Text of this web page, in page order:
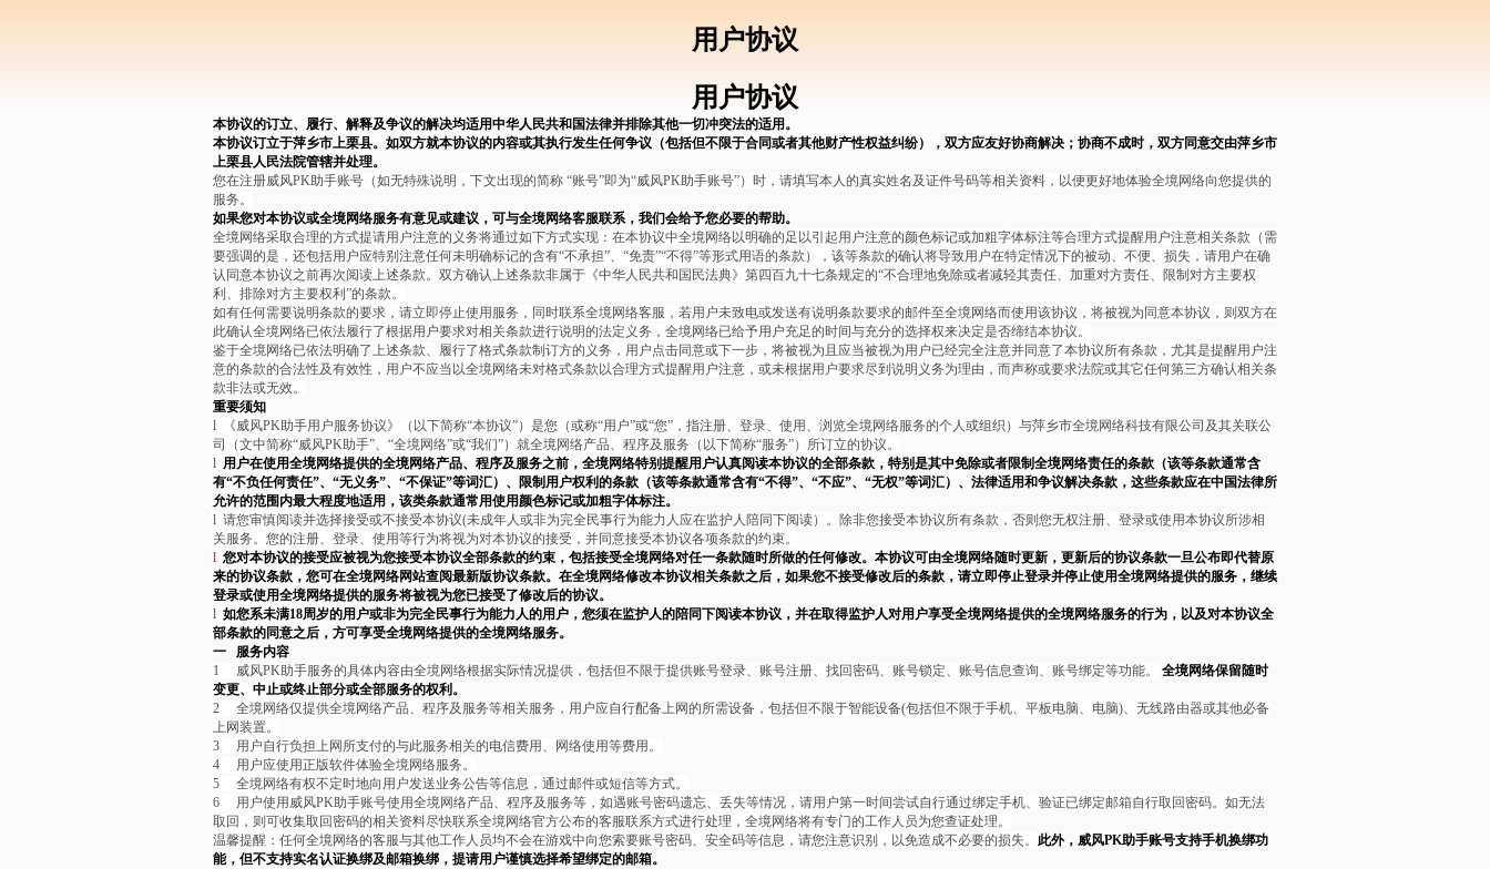
用户协议
用户协议
本协议的订立、履行、解释及争议的解决均适用中华人民共和国法律并排除其他一切冲突法的适用。
本协议订立于萍乡市上栗县。如双方就本协议的内容或其执行发生任何争议（包括但不限于合同或者其他财产性权益纠纷），双方应友好协商解决；协商不成时，双方同意交由萍乡市
上栗县人民法院管辖并处理。
您在注册威风PK助手账号（如无特殊说明，下文出现的简称 “账号”即为“威风PK助手账号”）时，请填写本人的真实姓名及证件号码等相关资料，以便更好地体验全境网络向您提供的
服务。
如果您对本协议或全境网络服务有意见或建议，可与全境网络客服联系，我们会给予您必要的帮助。
全境网络采取合理的方式提请用户注意的义务将通过如下方式实现：在本协议中全境网络以明确的足以引起用户注意的颜色标记或加粗字体标注等合理方式提醒用户注意相关条款（需
要强调的是，还包括用户应特别注意任何未明确标记的含有“不承担”、“免责”“不得”等形式用语的条款），该等条款的确认将导致用户在特定情况下的被动、不便、损失，请用户在确
认同意本协议之前再次阅读上述条款。双方确认上述条款非属于《中华人民共和国民法典》第四百九十七条规定的“不合理地免除或者减轻其责任、加重对方责任、限制对方主要权
利、排除对方主要权利”的条款。
如有任何需要说明条款的要求，请立即停止使用服务，同时联系全境网络客服，若用户未致电或发送有说明条款要求的邮件至全境网络而使用该协议，将被视为同意本协议，则双方在
此确认全境网络已依法履行了根据用户要求对相关条款进行说明的法定义务，全境网络已给予用户充足的时间与充分的选择权来决定是否缔结本协议。
鉴于全境网络已依法明确了上述条款、履行了格式条款制订方的义务，用户点击同意或下一步，将被视为且应当被视为用户已经完全注意并同意了本协议所有条款，尤其是提醒用户注
意的条款的合法性及有效性，用户不应当以全境网络未对格式条款以合理方式提醒用户注意，或未根据用户要求尽到说明义务为理由，而声称或要求法院或其它任何第三方确认相关条
款非法或无效。
重要须知
l
《威风PK助手用户服务协议》（以下简称“本协议”）是您（或称“用户”或“您”，指注册、登录、使用、浏览全境网络服务的个人或组织）与萍乡市全境网络科技有限公司及其关联公
司（文中简称“威风PK助手”、“全境网络”或“我们”）就全境网络产品、程序及服务（以下简称“服务”）所订立的协议。
l 用户在使用全境网络提供的全境网络产品、程序及服务之前，全境网络特别提醒用户认真阅读本协议的全部条款，特别是其中免除或者限制全境网络责任的条款（该等条款通常含
有“不负任何责任”、“无义务”、“不保证”等词汇）、限制用户权利的条款（该等条款通常含有“不得”、“不应”、“无权”等词汇）、法律适用和争议解决条款，这些条款应在中国法律所
允许的范围内最大程度地适用，该类条款通常用使用颜色标记或加粗字体标注。
l 请您审慎阅读并选择接受或不接受本协议(未成年人或非为完全民事行为能力人应在监护人陪同下阅读）。除非您接受本协议所有条款，否则您无权注册、登录或使用本协议所涉相
关服务。您的注册、登录、使用等行为将视为对本协议的接受，并同意接受本协议各项条款的约束。
l 您对本协议的接受应被视为您接受本协议全部条款的约束，包括接受全境网络对任一条款随时所做的任何修改。本协议可由全境网络随时更新，更新后的协议条款一旦公布即代替原
来的协议条款，您可在全境网络网站查阅最新版协议条款。在全境网络修改本协议相关条款之后，如果您不接受修改后的条款，请立即停止登录并停止使用全境网络提供的服务，继续
登录或使用全境网络提供的服务将被视为您已接受了修改后的协议。
l 如您系未满18周岁的用户或非为完全民事行为能力人的用户，您须在监护人的陪同下阅读本协议，并在取得监护人对用户享受全境网络提供的全境网络服务的行为，以及对本协议全
部条款的同意之后，方可享受全境网络提供的全境网络服务。
一 服务内容
1
威风PK助手服务的具体内容由全境网络根据实际情况提供，包括但不限于提供账号登录、账号注册、找回密码、账号锁定、账号信息查询、账号绑定等功能。
全境网络保留随时
变更、中止或终止部分或全部服务的权利。
2
全境网络仅提供全境网络产品、程序及服务等相关服务，用户应自行配备上网的所需设备，包括但不限于智能设备(包括但不限于手机、平板电脑、电脑)、无线路由器或其他必备
上网装置。
3
用户自行负担上网所支付的与此服务相关的电信费用、网络使用等费用。
4
用户应使用正版软件体验全境网络服务。
5
全境网络有权不定时地向用户发送业务公告等信息，通过邮件或短信等方式。
6
用户使用威风PK助手账号使用全境网络产品、程序及服务等，如遇账号密码遗忘、丢失等情况，请用户第一时间尝试自行通过绑定手机、验证已绑定邮箱自行取回密码。如无法
取回，则可收集取回密码的相关资料尽快联系全境网络官方公布的客服联系方式进行处理，全境网络将有专门的工作人员为您查证处理。
温馨提醒：任何全境网络的客服与其他工作人员均不会在游戏中向您索要账号密码、安全码等信息，请您注意识别，以免造成不必要的损失。 此外，威风PK助手账号支持手机换绑功
能，但不支持实名认证换绑及邮箱换绑，提请用户谨慎选择希望绑定的邮箱。